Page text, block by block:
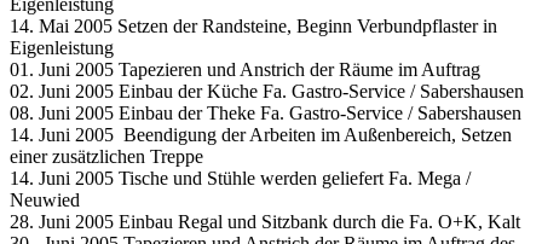
Eigenleistung
14. Mai 2005 Setzen der Randsteine, Beginn Verbundpflaster in
Eigenleistung
01. Juni 2005 Tapezieren und Anstrich der Räume im Auftrag
02. Juni 2005 Einbau der Küche Fa. Gastro-Service / Sabershausen
08. Juni 2005 Einbau der Theke Fa. Gastro-Service / Sabershausen
14. Juni 2005 Beendigung der Arbeiten im Außenbereich, Setzen
einer zusätzli­chen Treppe
14. Juni 2005 Tische und Stühle werden geliefert Fa. Mega /
Neuwied
28. Juni 2005 Einbau Regal und Sitzbank durch die Fa. O+K, Kalt